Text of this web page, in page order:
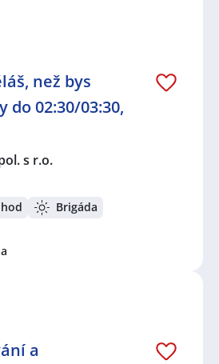
než bys
do 02:30/03:30,
s r.o.
Brigáda
a